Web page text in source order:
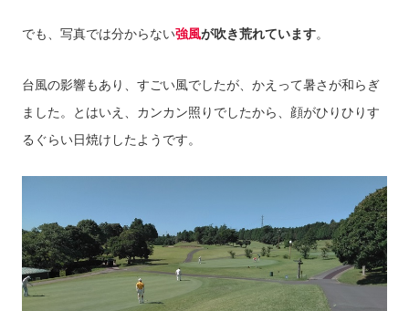
でも、写真では分からない強風が吹き荒れています。
台風の影響もあり、すごい風でしたが、かえって暑さが和らぎ
ました。とはいえ、カンカン照りでしたから、顔がひりひりす
るぐらい日焼けしたようです。